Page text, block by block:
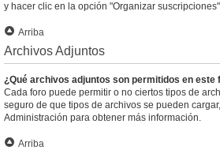
y hacer clic en la opción "Organizar
Arriba
Archivos Adjuntos
¿Qué archivos adjuntos son permitidos en este
Cada foro puede permitir o no ciertos tipos de
seguro de que tipos de archivos se pueden
Administración para obtener más información.
Arriba